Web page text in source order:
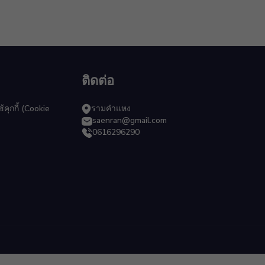
กกี้ (Cookie
ติดต่อ
รามคำแหง
saenran@gmail.com
0616296290